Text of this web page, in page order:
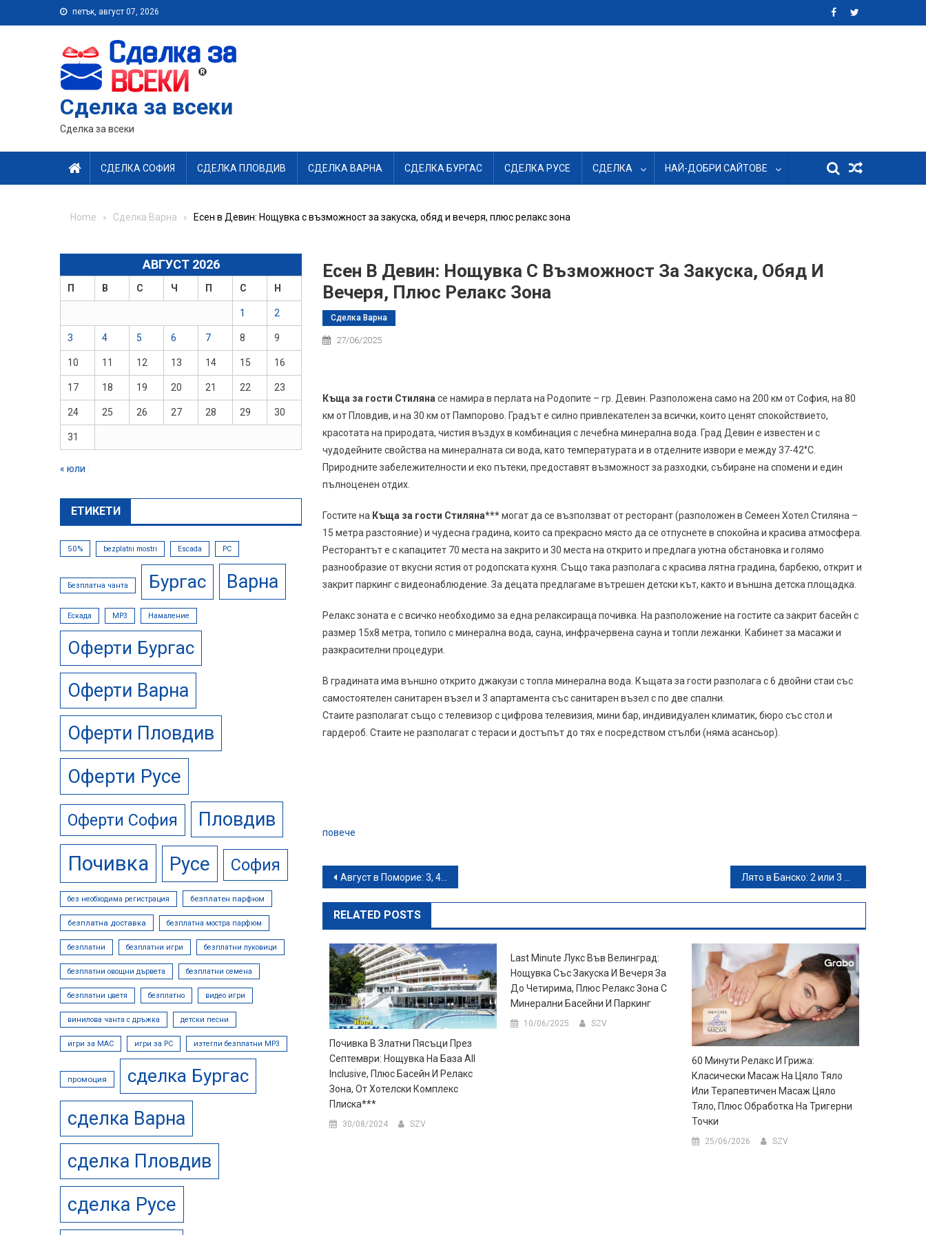
to
петък, август 07, 2026
Сделка за всеки
Сделка за всеки
СДЕЛКА СОФИЯ СДЕЛКА ПЛОВДИВ СДЕЛКА ВАРНА СДЕЛКА БУРГАС СДЕЛКА РУСЕ СДЕЛКА НАЙ-ДОБРИ САЙТОВЕ
Home Сделка Варна Есен в Девин: Нощувка с възможност за закуска, обяд и вечеря, плюс релакс зона
Есен В Девин: Нощувка С Възможност За Закуска, Обяд И
Вечеря, Плюс Релакс Зона
Сделка Варна
27/06/2025
Къща за гости Стиляна се намира в перлата на Родопите – гр. Девин. Разположена само на 200 км от София, на 80
км от Пловдив, и на 30 км от Пампорово. Градът е силно привлекателен за всички, които ценят спокойствието,
красотата на природата, чистия въздух в комбинация с лечебна минерална вода. Град Девин е известен и с
чудодейните свойства на минералната си вода, като температурата и в отделните извори е между 37-42°С.
Природните забележителности и еко пътеки, предоставят възможност за разходки, събиране на спомени и един
пълноценен отдих.
Гостите на Къща за гости Стиляна***могат да се възползват от ресторант (разположен в Семеен Хотел Стиляна –
15 метра разстояние) и чудесна градина, които са прекрасно място да се отпуснете в спокойна и красива атмосфера.
Ресторантът е с капацитет 70 места на закрито и 30 места на открито и предлага уютна обстановка и голямо
разнообразие от вкусни ястия от родопската кухня. Също така разполага с красива лятна градина, барбекю, открит и
закрит паркинг с видеонаблюдение. За децата предлагаме вътрешен детски кът, както и външна детска площадка.
Релакс зоната е с всичко необходимо за една релаксираща почивка. На разположение на гостите са закрит басейн с
размер 15х8 метра, топило с минерална вода, сауна, инфрачервена сауна и топли лежанки. Кабинет за масажи и
разкрасителни процедури.
В градината има външно открито джакузи с топла минерална вода. Къщата за гости разполага с 6 двойни стаи със
самостоятелен санитарен възел и 3 апартамента със санитарен възел с по две спални.
Стаите разполагат също с телевизор с цифрова телевизия, мини бар, индивидуален климатик, бюро със стол и
гардероб. Стаите не разполагат с тераси и достъпът до тях е посредством стълби (няма асансьор).
повече
Навигация
Август в Поморие: 3, 4 или 5 нощувки – в студио или апартамент
RELATED POSTS
Почивка В Златни Пясъци През
Септември: Нощувка На База All
Inclusive, Плюс Басейн И Релакс
Зона, От Хотелски Комплекс
Плиска***
30/08/2024 SZV
Last Minute Лукс Във Велинград:
Нощувка Със Закуска И Вечеря За
До Четирима, Плюс Релакс Зона С
Минерални Басейни И Паркинг
10/06/2025 SZV
60 Минути Релакс И Грижа:
Класически Масаж На Цяло Тяло
Или Терапевтичен Масаж Цяло
Тяло, Плюс Обработка На Тригерни
Точки
25/06/2026 SZV
АВГУСТ 2026
П В С Ч П С Н
1 2
3 4 5 6 7 8 9
10 11 12 13 14 15 16
17 18 19 20 21 22 23
24 25 26 27 28 29 30
31
« юли
ЕТИКЕТИ
50% bezplatni mostri Escada PC
Безплатна чанта Бургас Варна
Ескада МР3 Намаление
Оферти Бургас
Оферти Варна
Оферти Пловдив
Оферти Русе
Оферти София Пловдив
Почивка Русе София
без необходима регистрация безплатен парфюм
безплатна доставка безплатна мостра парфюм
безплатни безплатни игри безплатни луковици
безплатни овощни дървета безплатни семена
безплатни цветя безплатно видео игри
винилова чанта с дръжка детски песни
игри за MAC игри за PC изтегли безплатни МР3
промоция сделка Бургас
сделка Варна
сделка Пловдив
сделка Русе